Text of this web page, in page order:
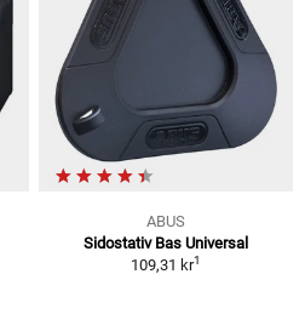
ABUS
Sidostativ Bas Universal
109,31 kr1